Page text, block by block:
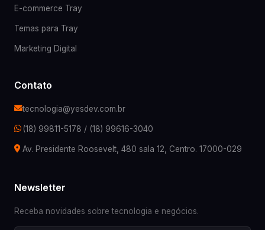
E-commerce Tray
Temas para Tray
Marketing Digital
Contato
tecnologia@yesdev.com.br
(18) 99811-5178 / (18) 99616-3040
Av. Presidente Roosevelt, 480 sala 12, Centro. 17000-029
Newsletter
Receba novidades sobre tecnologia e negócios.